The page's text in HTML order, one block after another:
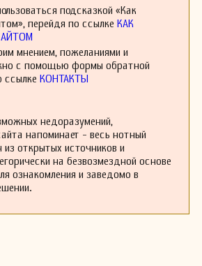
подсказкой «Как
перейдя по ссылке КАК
мнением, пожеланиями и
с помощью формы обратной
ссылке КОНТАКТЫ
недоразумений,
напоминает - весь нотный
из открытых источников и
на безвозмездной основе
ознакомления и заведомо в